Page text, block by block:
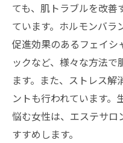
ても、肌トラブルを改善
ています。ホルモンバラ
促進効果のあるフェイ
ックなど、様々な方法
ます。また、ストレス
ントも行われています。
悩む女性は、エステサロ
すすめします。